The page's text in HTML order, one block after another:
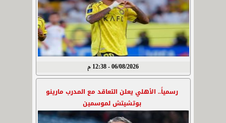
06/08/2026 - 12:38 م
رسمياً.. الأهلي يعلن التعاقد مع المدرب مارينو
بوتشيتش لموسمين